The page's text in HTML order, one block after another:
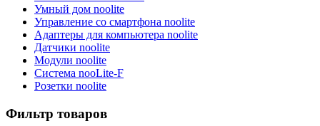
Умный дом noolite
Управление со смартфона noolite
Адаптеры для компьютера noolite
Датчики noolite
Модули noolite
Система nooLite-F
Розетки noolite
Фильтр товаров